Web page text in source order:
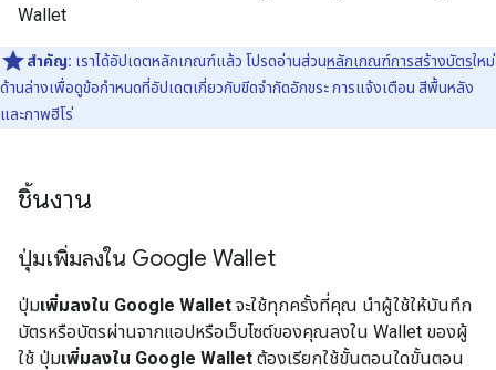
Wallet
สำคัญ: เราได้อัปเดตหลักเกณฑ์แล้ว โปรดอ่านส่วนหลักเกณฑ์การสร้างบัตรใหม่
ด้านล่างเพื่อดูข้อกำหนดที่อัปเดตเกี่ยวกับขีดจำกัดอักขระ การแจ้งเตือน สีพื้นหลัง
และภาพฮีโร่
ชิ้นงาน
ปุ่มเพิ่มลงใน Google Wallet
ปุ่มเพิ่มลงใน Google Wallet จะใช้ทุกครั้งที่คุณ นำผู้ใช้ให้บันทึก
บัตรหรือบัตรผ่านจากแอปหรือเว็บไซต์ของคุณลงใน Wallet ของผู้
ใช้ ปุ่มเพิ่มลงใน Google Wallet ต้องเรียกใช้ขั้นตอนใดขั้นตอน